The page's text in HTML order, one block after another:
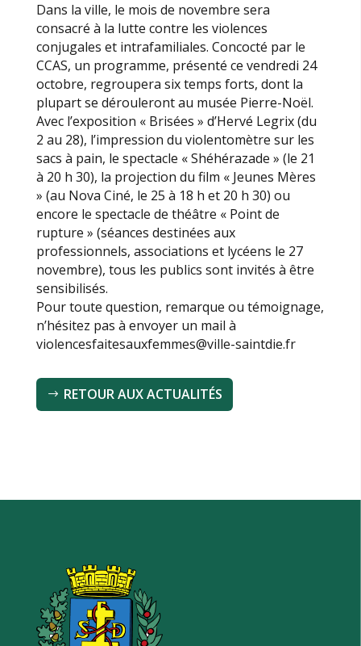
Dans la ville, le mois de novembre sera
consacré à la lutte contre les violences
conjugales et intrafamiliales. Concocté par le
CCAS, un programme, présenté ce vendredi 24
octobre, regroupera six temps forts, dont la
plupart se dérouleront au musée Pierre-Noël.
Avec l’exposition « Brisées » d’Hervé Legrix (du
2 au 28), l’impression du violentomètre sur les
sacs à pain, le spectacle « Shéhérazade » (le 21
à 20 h 30), la projection du film « Jeunes Mères
» (au Nova Ciné, le 25 à 18 h et 20 h 30) ou
encore le spectacle de théâtre « Point de
rupture » (séances destinées aux
professionnels, associations et lycéens le 27
novembre), tous les publics sont invités à être
sensibilisés.
Pour toute question, remarque ou témoignage,
n’hésitez pas à envoyer un mail à
violencesfaitesauxfemmes@ville-saintdie.fr
RETOUR AUX ACTUALITÉS